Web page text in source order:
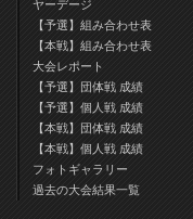
ヤーデージ
【予選】組み合わせ表
【本戦】組み合わせ表
大会レポート
【予選】団体戦 成績
【予選】個人戦 成績
【本戦】団体戦 成績
【本戦】個人戦 成績
フォトギャラリー
過去の大会結果一覧